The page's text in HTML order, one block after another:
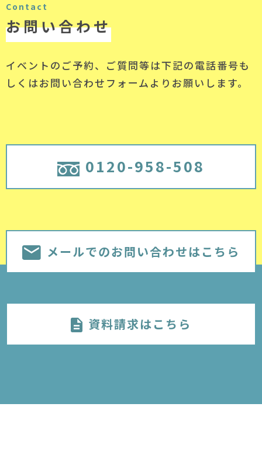
Contact
お問い合わせ
イベントのご予約、ご質問等は下記の電話番号も
しくはお問い合わせフォームよりお願いします。
0120-958-508
メールでのお問い合わせはこちら
資料請求はこちら